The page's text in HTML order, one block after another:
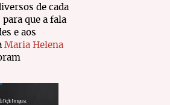
de cada
que a fala
e aos
Maria Helena